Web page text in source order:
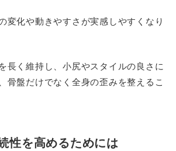
変化や動きやすさが実感しやすくなり
長く維持し、小尻やスタイルの良さに
骨盤だけでなく全身の歪みを整えるこ
性を高めるためには